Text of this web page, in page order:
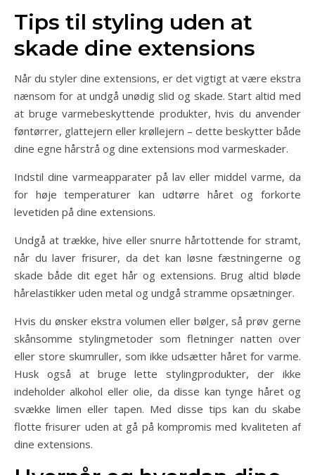
Tips til styling uden at
skade dine extensions
Når du styler dine extensions, er det vigtigt at være ekstra
nænsom for at undgå unødig slid og skade. Start altid med
at bruge varmebeskyttende produkter, hvis du anvender
føntørrer, glattejern eller krøllejern – dette beskytter både
dine egne hårstrå og dine extensions mod varmeskader.
Indstil dine varmeapparater på lav eller middel varme, da
for høje temperaturer kan udtørre håret og forkorte
levetiden på dine extensions.
Undgå at trække, hive eller snurre hårtottende for stramt,
når du laver frisurer, da det kan løsne fæstningerne og
skade både dit eget hår og extensions. Brug altid bløde
hårelastikker uden metal og undgå stramme opsætninger.
Hvis du ønsker ekstra volumen eller bølger, så prøv gerne
skånsomme stylingmetoder som fletninger natten over
eller store skumruller, som ikke udsætter håret for varme.
Husk også at bruge lette stylingprodukter, der ikke
indeholder alkohol eller olie, da disse kan tynge håret og
svække limen eller tapen. Med disse tips kan du skabe
flotte frisurer uden at gå på kompromis med kvaliteten af
dine extensions.